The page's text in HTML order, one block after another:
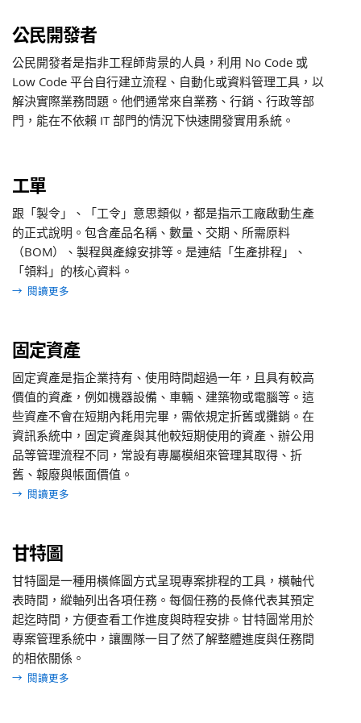
公民開發者
公民開發者是指非工程師背景的人員，利用 No Code 或
Low Code 平台自行建立流程、自動化或資料管理工具，以
解決實際業務問題。他們通常來自業務、行銷、行政等部
門，能在不依賴 IT 部門的情況下快速開發實用系統。
工單
跟「製令」、「工令」意思類似，都是指示工廠啟動生產
的正式說明。包含產品名稱、數量、交期、所需原料
（BOM）、製程與產線安排等。是連結「生產排程」、
「領料」的核心資料。
→ 閱讀更多
固定資產
固定資產是指企業持有、使用時間超過一年，且具有較高
價值的資產，例如機器設備、車輛、建築物或電腦等。這
些資產不會在短期內耗用完畢，需依規定折舊或攤銷。在
資訊系統中，固定資產與其他較短期使用的資產、辦公用
品等管理流程不同，常設有專屬模組來管理其取得、折
舊、報廢與帳面價值。
→ 閱讀更多
甘特圖
甘特圖是一種用橫條圖方式呈現專案排程的工具，橫軸代
表時間，縱軸列出各項任務。每個任務的長條代表其預定
起迄時間，方便查看工作進度與時程安排。甘特圖常用於
專案管理系統中，讓團隊一目了然了解整體進度與任務間
的相依關係。
→ 閱讀更多